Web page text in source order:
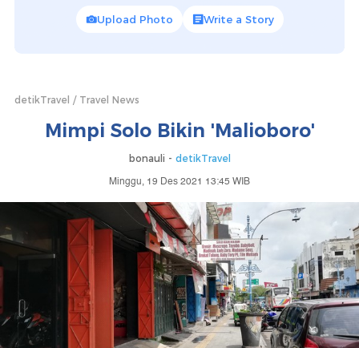
Upload Photo Write a Story
detikTravel Travel News
Mimpi Solo Bikin 'Malioboro'
bonauli - detikTravel
Minggu, 19 Des 2021 13:45 WIB